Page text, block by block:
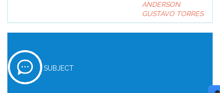
ANDERSON
GUSTAVO TORRES
SUBJECT